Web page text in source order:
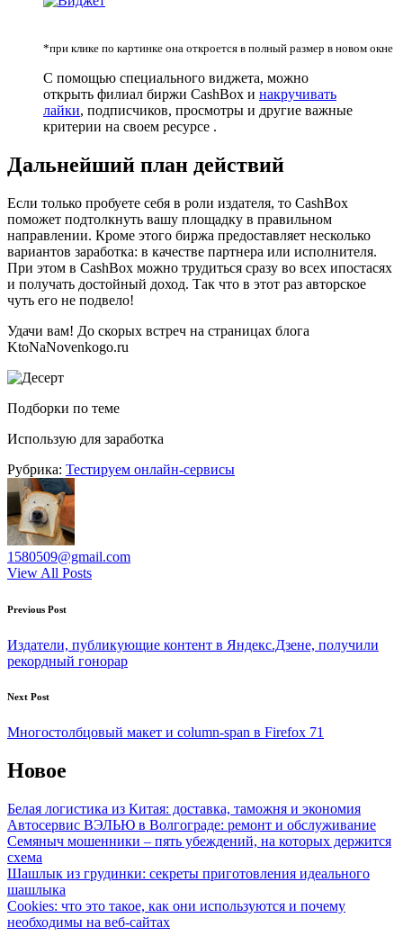
*при клике по картинке она откроется в полный размер в новом окне
С помощью специального виджета, можно
открыть филиал биржи CashBox и накручивать
лайки, подписчиков, просмотры и другие важные
критерии на своем ресурсе .
Дальнейший план действий
Если только пробуете себя в роли издателя, то CashBox
поможет подтолкнуть вашу площадку в правильном
направлении. Кроме этого биржа предоставляет несколько
вариантов заработка: в качестве партнера или исполнителя.
При этом в CashBox можно трудиться сразу во всех ипостасях
и получать достойный доход. Так что в этот раз авторское
чуть его не подвело!
Удачи вам! До скорых встреч на страницах блога
KtoNaNovenkogo.ru
Подборки по теме
Использую для заработка
Рубрика: Тестируем онлайн-сервисы
1580509@gmail.com
View All Posts
Post
navigation
Previous Post
Издатели, публикующие контент в Яндекс.Дзене, получили
рекордный гонорар
Next Post
Многостолбцовый макет и column-span в Firefox 71
Новое
Белая логистика из Китая: доставка, таможня и экономия
Автосервис ВЭЛЬЮ в Волгограде: ремонт и обслуживание
Семяныч мошенники – пять убеждений, на которых держится
схема
Шашлык из грудинки: секреты приготовления идеального
шашлыка
Cookies: что это такое, как они используются и почему
необходимы на веб-сайтах